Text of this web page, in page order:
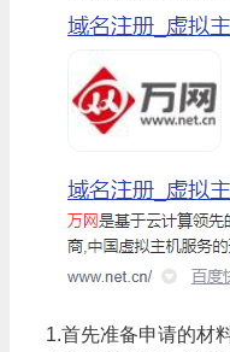
1.首先准备申请的材